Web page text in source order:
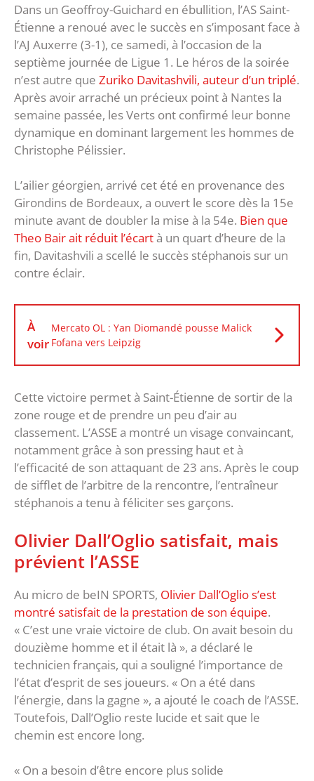
Dans un Geoffroy-Guichard en ébullition, l’AS Saint-
Étienne a renoué avec le succès en s’imposant face à
l’AJ Auxerre (3-1), ce samedi, à l’occasion de la
septième journée de Ligue 1. Le héros de la soirée
n’est autre que Zuriko Davitashvili, auteur d’un triplé.
Après avoir arraché un précieux point à Nantes la
semaine passée, les Verts ont confirmé leur bonne
dynamique en dominant largement les hommes de
Christophe Pélissier.
L’ailier géorgien, arrivé cet été en provenance des
Girondins de Bordeaux, a ouvert le score dès la 15e
minute avant de doubler la mise à la 54e. Bien que
Theo Bair ait réduit l’écartà un quart d’heure de la
fin, Davitashvili a scellé le succès stéphanois sur un
contre éclair.
À
voir
Mercato OL : Yan Diomandé pousse Malick
Fofana vers Leipzig
Cette victoire permet à Saint-Étienne de sortir de la
zone rouge et de prendre un peu d’air au
classement. L’ASSE a montré un visage convaincant,
notamment grâce à son pressing haut et à
l’efficacité de son attaquant de 23 ans. Après le coup
de sifflet de l’arbitre de la rencontre, l’entraîneur
stéphanois a tenu à féliciter ses garçons.
Olivier Dall’Oglio satisfait, mais
prévient l’ASSE
Au micro de beIN SPORTS, Olivier Dall’Oglio s’est
montré satisfait de la prestation de son équipe.
« C’est une vraie victoire de club. On avait besoin du
douzième homme et il était là », a déclaré le
technicien français, qui a souligné l’importance de
l’état d’esprit de ses joueurs. « On a été dans
l’énergie, dans la gagne », a ajouté le coach de l’ASSE.
Toutefois, Dall’Oglio reste lucide et sait que le
chemin est encore long.
« On a besoin d’être encore plus solide